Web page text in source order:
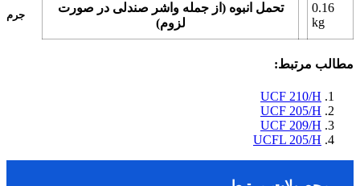
جرم
تحمل انبوه (از جمله واشر صندلی در صورت
لزوم)
0.16
kg
مطالب مرتبط:
UCF 210/H
UCF 205/H
UCF 209/H
UCFL 205/H